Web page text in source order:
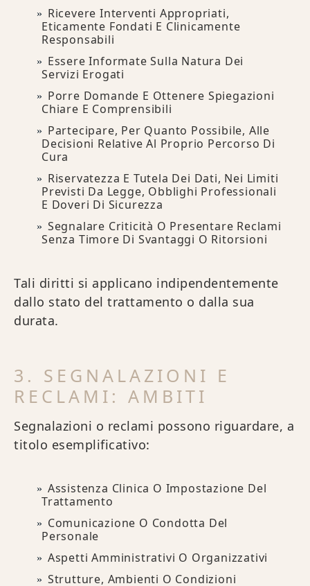
Ricevere Interventi Appropriati,
Eticamente Fondati E Clinicamente
Responsabili
Essere Informate Sulla Natura Dei
Servizi Erogati
Porre Domande E Ottenere Spiegazioni
Chiare E Comprensibili
Partecipare, Per Quanto Possibile, Alle
Decisioni Relative Al Proprio Percorso Di
Cura
Riservatezza E Tutela Dei Dati, Nei Limiti
Previsti Da Legge, Obblighi Professionali
E Doveri Di Sicurezza
Segnalare Criticità O Presentare Reclami
Senza Timore Di Svantaggi O Ritorsioni
Tali diritti si applicano indipendentemente
dallo stato del trattamento o dalla sua
durata.
3. SEGNALAZIONI E
RECLAMI: AMBITI
Segnalazioni o reclami possono riguardare, a
titolo esemplificativo:
Assistenza Clinica O Impostazione Del
Trattamento
Comunicazione O Condotta Del
Personale
Aspetti Amministrativi O Organizzativi
Strutture, Ambienti O Condizioni